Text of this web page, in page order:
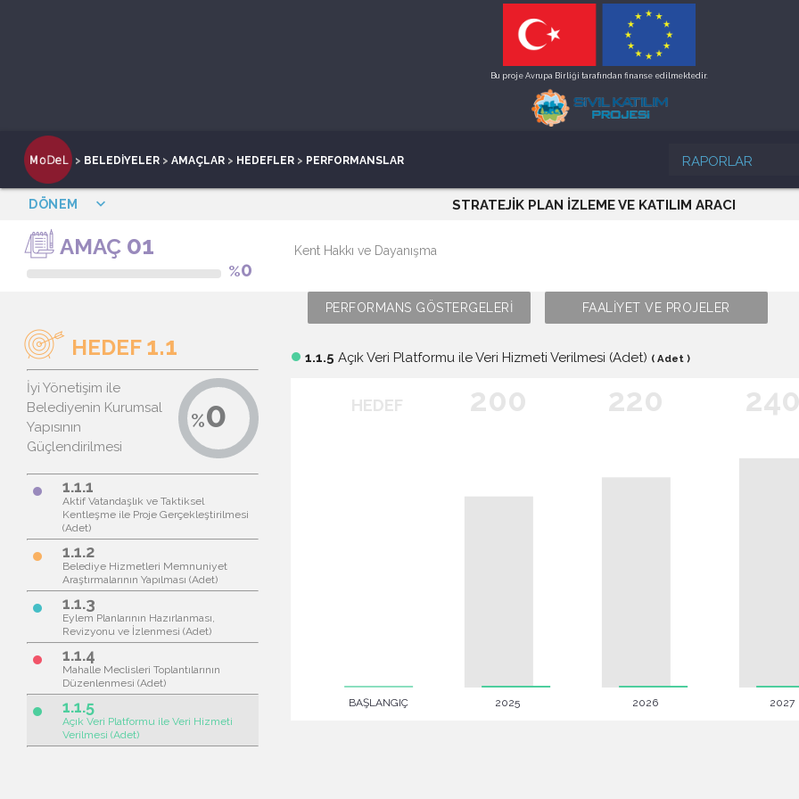
Bu proje Avrupa Birliği tarafından finanse edilmektedir.
> BELEDİYELER > AMAÇLAR > HEDEFLER > PERFORMANSLAR RAPORLAR
keyboard_arrow_down
DÖNEM STRATEJİK PLAN İZLEME VE KATILIM ARACI
AMAÇ 01
%0
Kent Hakkı ve Dayanışma
PERFORMANS GÖSTERGELERİ FAALİYET VE PROJELER
HEDEF 1.1
İyi Yönetişim ile
Belediyenin Kurumsal
Yapısının
Güçlendirilmesi
brightness_1 1.1.1
Aktif Vatandaşlık ve Taktiksel
Kentleşme ile Proje Gerçekleştirilmesi
(Adet)
brightness_1 1.1.2
Belediye Hizmetleri Memnuniyet
Araştırmalarının Yapılması (Adet)
brightness_1 1.1.3
Eylem Planlarının Hazırlanması,
Revizyonu ve İzlenmesi (Adet)
brightness_1 1.1.4
Mahalle Meclisleri Toplantılarının
Düzenlenmesi (Adet)
brightness_1 1.1.5
Açık Veri Platformu ile Veri Hizmeti
Verilmesi (Adet)
brightness_1 1.1.5 Açık Veri Platformu ile Veri Hizmeti Verilmesi (Adet) ( Adet )